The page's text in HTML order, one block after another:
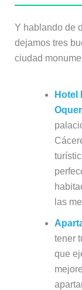
Y hablando de
dejamos tres
ciudad
Hotel
las
tener
que